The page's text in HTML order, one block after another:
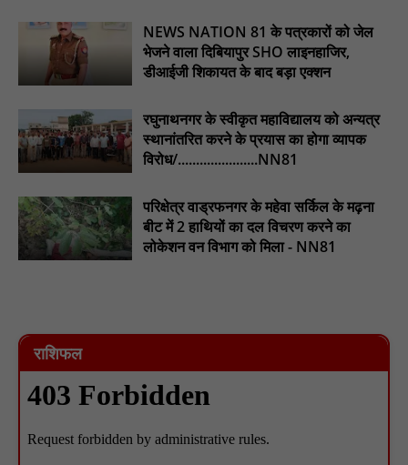
हरिनगर में सीसी इंटरलॉकिंग सड़क निर्माण कार्य का विधायक ललित यादव ने
किया उद्घाटन : NN81
पिड़ावा में आगामी त्योहारों को लेकर शांति समिति की बैठक आयोजित : NN81
NEWS NATION 81 के पत्रकारों को जेल
भेजने वाला दिबियापुर SHO लाइनहाजिर,
डीआईजी शिकायत के बाद बड़ा एक्शन
रघुनाथनगर के स्वीकृत महाविद्यालय को अन्यत्र
स्थानांतरित करने के प्रयास का होगा व्यापक
विरोध/......................NN81
परिक्षेत्र वाड्रफनगर के महेवा सर्किल के मढ़ना
बीट में 2 हाथियों का दल विचरण करने का
लोकेशन वन विभाग को मिला - NN81
राशिफल